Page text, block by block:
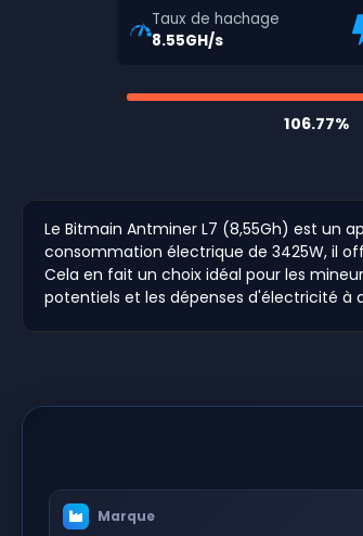
Taux de hachage
8.55GH/s
106.77%
Le Bitmain Antminer L7 (8,55Gh) est un
consommation électrique de 3425W, il
Cela en fait un choix idéal pour les
potentiels et les dépenses d'électricité à
Marque